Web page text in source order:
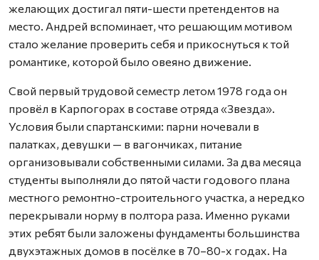
желающих достигал пяти-шести претендентов на
место. Андрей вспоминает, что решающим мотивом
стало желание проверить себя и прикоснуться к той
романтике, которой было овеяно движение.
Свой первый трудовой семестр летом 1978 года он
провёл в Карпогорах в составе отряда «Звезда».
Условия были спартанскими: парни ночевали в
палатках, девушки — в вагончиках, питание
организовывали собственными силами. За два месяца
студенты выполняли до пятой части годового плана
местного ремонтно-строительного участка, а нередко
перекрывали норму в полтора раза. Именно руками
этих ребят были заложены фундаменты большинства
двухэтажных домов в посёлке в 70–80-х годах. На